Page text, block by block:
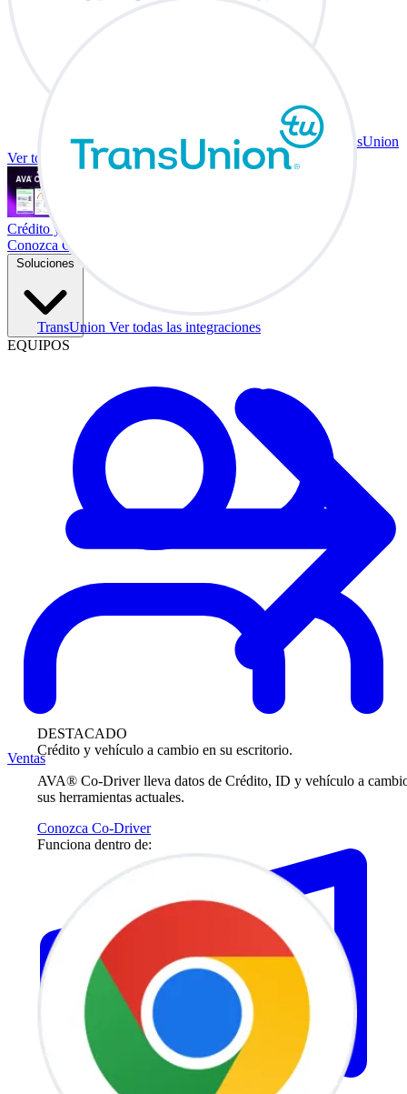
TransUnion Ver todas las integraciones
DESTACADO
Crédito y vehículo a cambio en su escritorio.
AVA® Co-Driver lleva datos de Crédito, ID y vehículo a
sus herramientas actuales.
Conozca Co-Driver
Funciona dentro de:
TransUnion
Ver todas las integraciones
Crédito y vehículo a cambio en su escritorio.
Conozca Co-Driver
Soluciones
EQUIPOS
Ventas